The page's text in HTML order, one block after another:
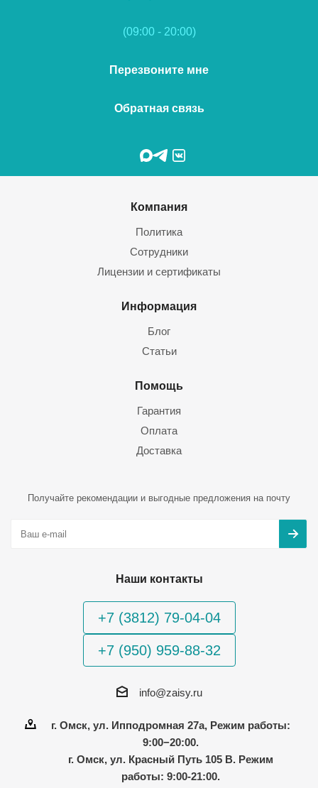
(09:00 - 20:00)
Перезвоните мне
Обратная связь
Компания
Политика
Сотрудники
Лицензии и сертификаты
Информация
Блог
Статьи
Помощь
Гарантия
Оплата
Доставка
Получайте рекомендации и выгодные предложения на почту
Наши контакты
+7 (3812) 79-04-04
+7 (950) 959-88-32
info@zaisy.ru
г. Омск, ул. Ипподромная 27а, Режим работы:
9:00−20:00.
г. Омск, ул. Красный Путь 105 В. Режим
работы: 9:00-21:00.